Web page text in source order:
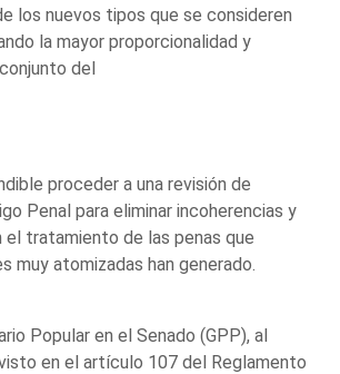
los nuevos tipos que se consideren
la mayor proporcionalidad y
del
proceder a una revisión de
Penal para eliminar incoherencias y
el tratamiento de las penas que
muy atomizadas han generado.
Popular en el Senado (GPP), al
en el artículo 107 del Reglamento